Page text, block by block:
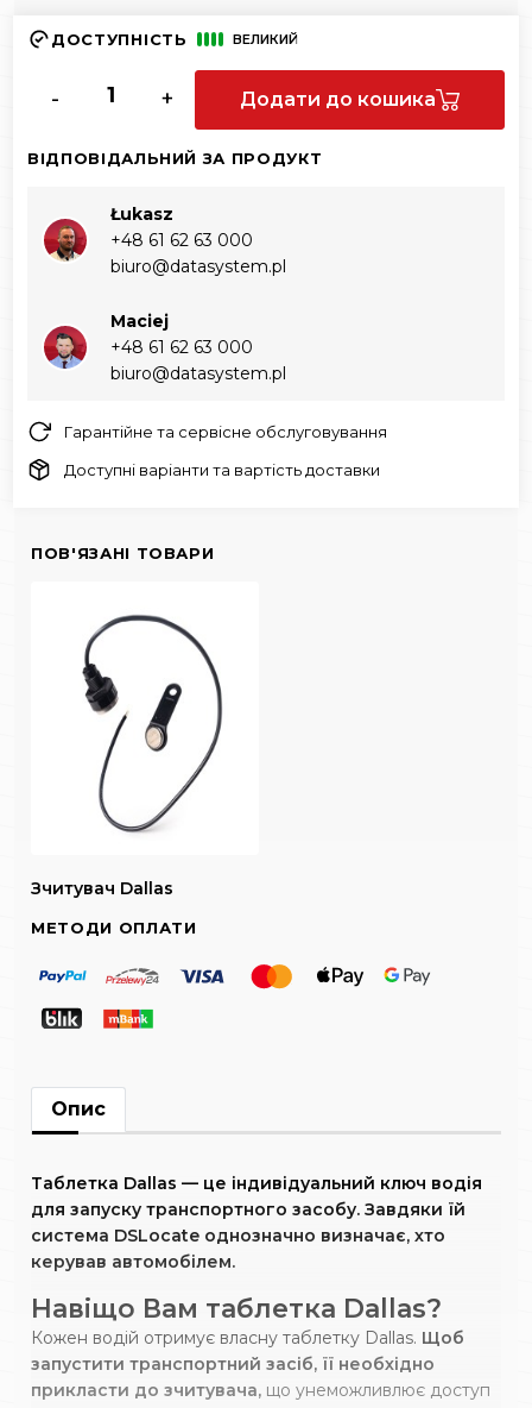
ДОСТУПНІСТЬ ВЕЛИКИЙ
- + Додати до кошика
ВІДПОВІДАЛЬНИЙ ЗА ПРОДУКТ
Łukasz
+48 61 62 63 000‬
biuro@datasystem.pl
Maciej
+48 61 62 63 000‬
biuro@datasystem.pl
Гарантійне та сервісне обслуговування
Доступні варіанти та вартість доставки
ПОВ'ЯЗАНІ ТОВАРИ
Зчитувач Dallas
МЕТОДИ ОПЛАТИ
Опис
Таблетка Dallas — це індивідуальний ключ водія
для запуску транспортного засобу. Завдяки їй
система DSLocate однозначно визначає, хто
керував автомобілем.
Навіщо Вам таблетка Dallas?
Кожен водій отримує власну таблетку Dallas. Щоб
запустити транспортний засіб, її необхідно
прикласти до зчитувача, що унеможливлює доступ